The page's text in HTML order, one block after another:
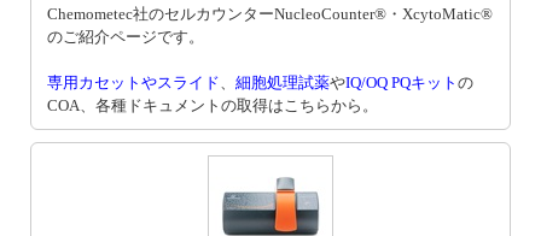
Chemometec社のセルカウンターNucleoCounter®・XcytoMatic®
のご紹介ページです。
専用カセットやスライド、 細胞処理試薬やIQ/OQ PQキット の
COA、各種ドキュメントの取得はこちらから。